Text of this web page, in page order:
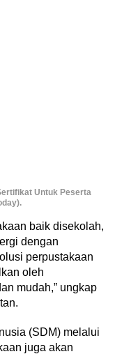
Untuk Peserta
baik disekolah,
dengan
perpustakaan
oleh
mudah,” ungkap
(SDM) melalui
juga akan